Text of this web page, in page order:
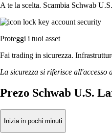
A te la scelta. Scambia Schwab
Proteggi i tuoi asset
Fai trading in sicurezza.
La sicurezza si riferisce
Prezo Schwab U.S.
Inizia in pochi minuti